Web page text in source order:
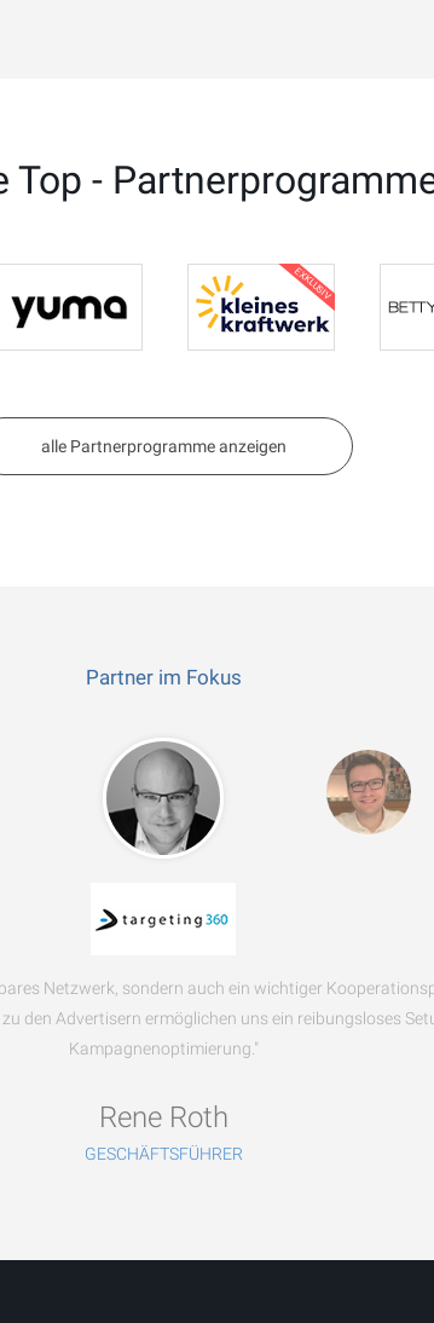
Top -
EXKLUSIV
alle Partnerprogramme anzeigen
Partner im Fokus
Netzwerk, sondern auch ein wichtiger
den Advertisern ermöglichen uns ein reibungsloses
Kampagnenoptimierung."
Rene Roth
GESCHÄFTSFÜHRER